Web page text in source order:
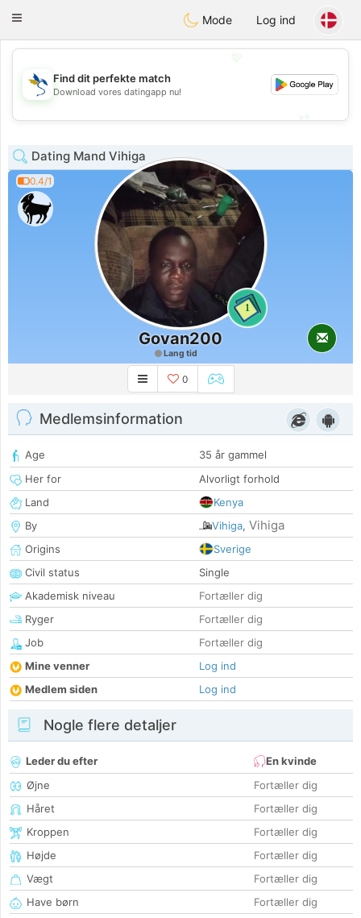
SvenskaDating
Toggle
Mode Log ind
💖
💕
Find dit perfekte match
Download vores datingapp nu!
Dating Mand Vihiga
0.4/1
1
Govan200
Lang tid
0
Medlemsinformation
Age
35 år gammel
Her for
Alvorligt forhold
Land
Kenya
By
Vihiga, Vihiga
Origins
Sverige
Civil status
Single
Akademisk niveau
Fortæller dig
Ryger
Fortæller dig
Job
Fortæller dig
Mine venner
Log ind
Medlem siden
Log ind
Nogle flere detaljer
Leder du efter
En kvinde
Øjne
Fortæller dig
Håret
Fortæller dig
Kroppen
Fortæller dig
Højde
Fortæller dig
Vægt
Fortæller dig
Have børn
Fortæller dig